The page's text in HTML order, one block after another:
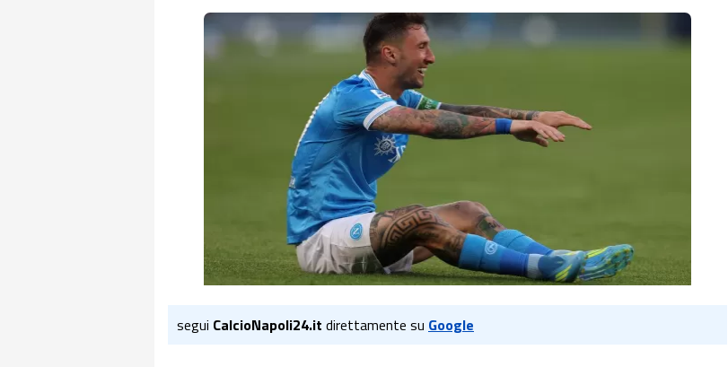
segui CalcioNapoli24.it direttamente su Google